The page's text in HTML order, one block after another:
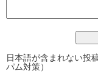
日本語が含まれない投
パム対策）